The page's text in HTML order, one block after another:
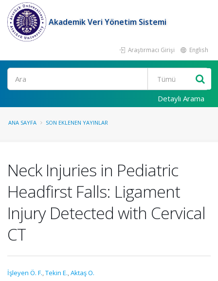
Akademik Veri Yönetim Sistemi
Araştırmacı Girişi English
Ara
Detaylı Arama
ANA SAYFA SON EKLENEN YAYINLAR
Neck Injuries in Pediatric
Headfirst Falls: Ligament
Injury Detected with Cervical
CT
İşleyen Ö. F.,Tekin E.,Aktaş O.